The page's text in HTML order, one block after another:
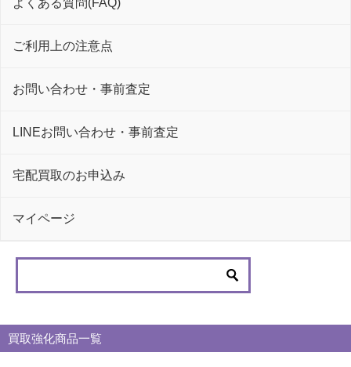
よくある質問(FAQ)
ご利用上の注意点
お問い合わせ・事前査定
LINEお問い合わせ・事前査定
宅配買取のお申込み
マイページ
買取強化商品一覧